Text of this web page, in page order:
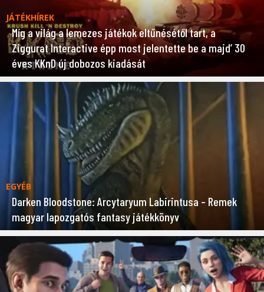
JÁTÉKHÍREK
Míg a világ a lemezes játékok eltűnésétől tart, a
Ziggurat Interactive épp most jelentette be a majd’ 30
éves KKnD új dobozos kiadását
EGYÉB
Darken Bloodstone: Arcytaryum Labirintusa – Remek
magyar lapozgatós fantasy játékkönyv